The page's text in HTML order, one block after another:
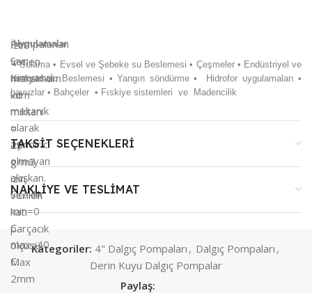
Pompalanan
Sıvı:
Kimyasal
ve
mekanik
olarak
aşındırıcı
olmayan
akışkan.
Sıcaklık
min=0
C
max=40
C.
İzin
verien
maksimum
kum
miktarı
=
25
g/m3
izin
verilen
katı
parçacık
ölçüsü:
Max
2mm
Uygulamalar
• Sulama • Evsel ve Şebeke su Beslemesi • Çeşmeler • Endüstriyel ve
tarımsal su Beslemesi • Yangın söndürme • Hidrofor uygulamaları •
havuzlar • Bahçeler • Fıskiye sistemleri ve Madencilik
TAKSIT SEÇENEKLERI
NAKLIYE VE TESLIMAT
Kategoriler: 4" Dalgıç Pompaları , Dalgıç Pompaları ,
Derin Kuyu Dalgıç Pompalar
Paylaş: